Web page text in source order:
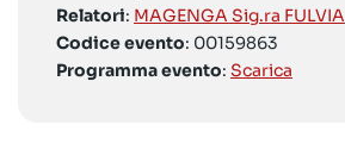
Relatori: MAGENGA Sig.ra FULVIA
Codice evento: 00159863
Programma evento: Scarica